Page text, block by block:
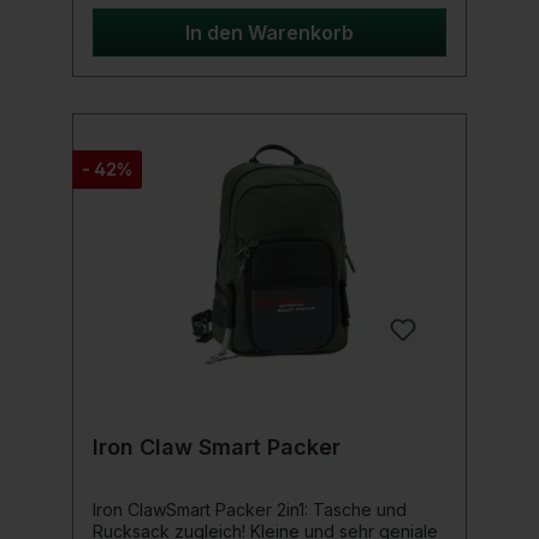
magnetischer Ecke zur Sicherung von Rig-
Komponenten Große, mit Reißverschluss
für zusätzlichen Stauraum
und sechs elastische Bankstickhalter
Verstellbare gepolsterte Schulterriemen für
ein sicheres und komfortables Tragegefühl
Belüftungsbereich und Lendenstütze für
Komfort Robuste Tragegriffe, wasserdichter
Boden, strapazierfähiger N-Dura-Stoff und
starke Reißverschlüsse Abmessungen: 45
(L) x 42 (B) x 26,5 (T) cm Kapazität (ca.): 45
Liter Material: Polyester
In den Warenkorb
- 42%
Iron Claw Smart Packer
Iron ClawSmart Packer 2in1: Tasche und
Rucksack zugleich! Kleine und sehr geniale